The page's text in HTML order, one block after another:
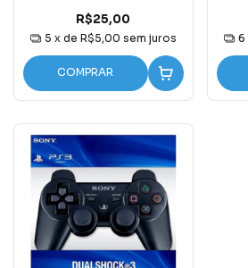
R$25,00
5 x de R$5,00 sem juros
COMPRAR
6